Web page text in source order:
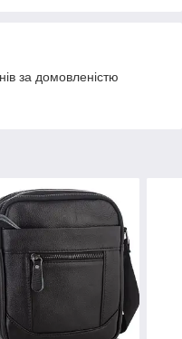
за домовленістю